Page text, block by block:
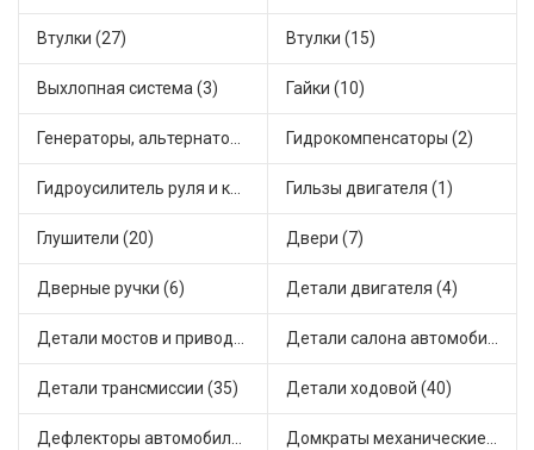
Втулки (27) Втулки (15)
Выхлопная система (3) Гайки (10)
Генераторы, альтернаторы и комплектующие (64) Гидрокомпенсаторы (2)
Гидроусилитель руля и комплектующие (1) Гильзы двигателя (1)
Глушители (20) Двери (7)
Дверные ручки (6) Детали двигателя (4)
Детали мостов и привода трансмиссии (18) Детали салона автомобиля (36)
Детали трансмиссии (35) Детали ходовой (40)
Дефлекторы автомобильные (2) Домкраты механические (1)